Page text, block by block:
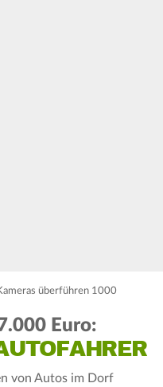
überführen 1000
Euro:
von Autos im Dorf